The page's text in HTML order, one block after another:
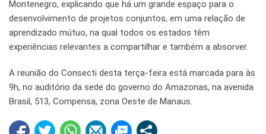
Montenegro, explicando que há um grande espaço para o
desenvolvimento de projetos conjuntos, em uma relação de
aprendizado mútuo, na qual todos os estados têm
experiências relevantes a compartilhar e também a absorver.
A reunião do Consecti desta terça-feira está marcada para às
9h, no auditório da sede do governo do Amazonas, na avenida
Brasil, 513, Compensa, zona Oeste de Manaus.